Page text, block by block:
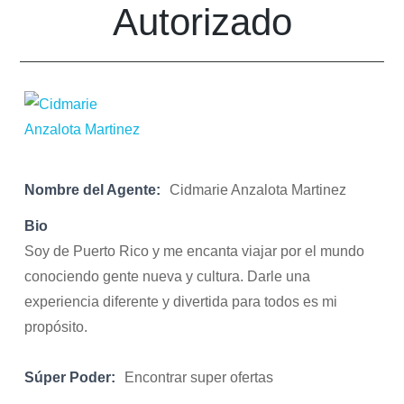
Autorizado
Nombre del Agente: Cidmarie Anzalota Martinez
Bio
Soy de Puerto Rico y me encanta viajar por el mundo
conociendo gente nueva y cultura. Darle una
experiencia diferente y divertida para todos es mi
propósito.
Súper Poder: Encontrar super ofertas